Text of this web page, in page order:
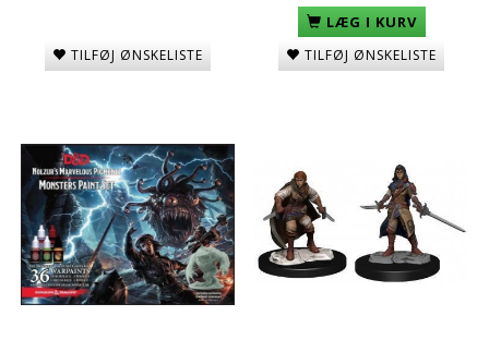
TILFØJ ØNSKELISTE
LÆG I KURV
TILFØJ ØNSKELISTE